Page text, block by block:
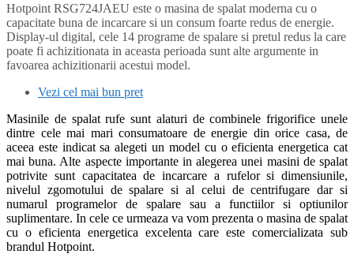
Hotpoint RSG724JAEU este o masina de spalat moderna cu o
capacitate buna de incarcare si un consum foarte redus de energie.
Display-ul digital, cele 14 programe de spalare si pretul redus la care
poate fi achizitionata in aceasta perioada sunt alte argumente in
favoarea achizitionarii acestui model.
Vezi cel mai bun pret
Masinile de spalat rufe sunt alaturi de combinele frigorifice unele
dintre cele mai mari consumatoare de energie din orice casa, de
aceea este indicat sa alegeti un model cu o eficienta energetica cat
mai buna. Alte aspecte importante in alegerea unei masini de spalat
potrivite sunt capacitatea de incarcare a rufelor si dimensiunile,
nivelul zgomotului de spalare si al celui de centrifugare dar si
numarul programelor de spalare sau a functiilor si optiunilor
suplimentare. In cele ce urmeaza va vom prezenta o masina de spalat
cu o eficienta energetica excelenta care este comercializata sub
brandul Hotpoint.